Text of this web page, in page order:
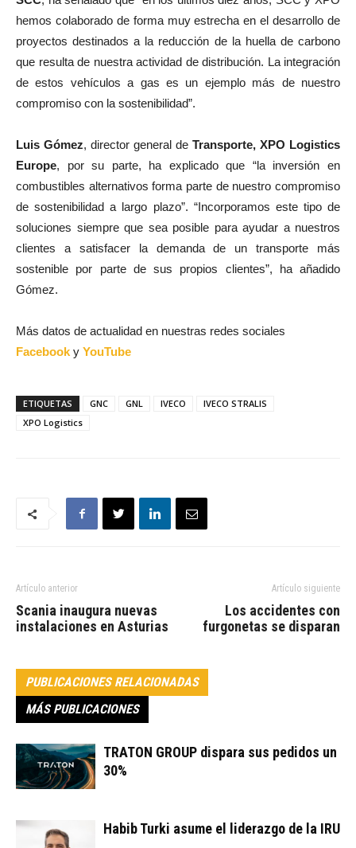
hemos colaborado de forma muy estrecha en el desarrollo de
proyectos destinados a la reducción de la huella de carbono
que resulta de nuestra actividad de distribución. La integración
de estos vehículos a gas es un ejemplo más de nuestro
compromiso con la sostenibilidad”.
Luis Gómez, director general de Transporte, XPO Logistics
Europe, por su parte, ha explicado que “la inversión en
combustibles alternativos forma parte de nuestro compromiso
de sostenibilidad a largo plazo”. “Incorporamos este tipo de
soluciones siempre que sea posible para ayudar a nuestros
clientes a satisfacer la demanda de un transporte más
sostenible por parte de sus propios clientes”, ha añadido
Gómez.
Más datos de actualidad en nuestras redes sociales
Facebooky YouTube
ETIQUETAS GNC GNL IVECO
IVECO STRALIS
XPO Logistics
Artículo anterior
Scania inaugura nuevas
instalaciones en Asturias
Artículo siguiente
Los accidentes con
furgonetas se disparan
PUBLICACIONES RELACIONADAS
MÁS PUBLICACIONES
TRATON GROUP dispara sus pedidos un
30%
Habib Turki asume el liderazgo de la IRU